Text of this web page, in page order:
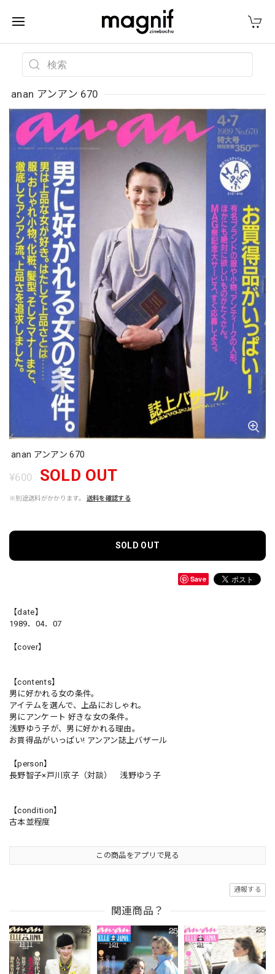
anan アンアン 670
anan アンアン 670
¥600 SOLD OUT
※別途送料がかかります。 送料を確認する
SOLD OUT
Save
【date】
1989．04．07
【cover】
【contents】
男に好かれる女の条件。
アイテムを選んで、上品におしゃれ。
男にアンケート 好きな女の条件。
浅野ゆう子が、男に好かれる理由。
お買得品がいっぱい! アンアン誌上バザール
【person】
長野智子×戸川京子（対談） 浅野ゆう子
【condition】
古本並程度
この商品をアプリで見る
通報する
関連商品？